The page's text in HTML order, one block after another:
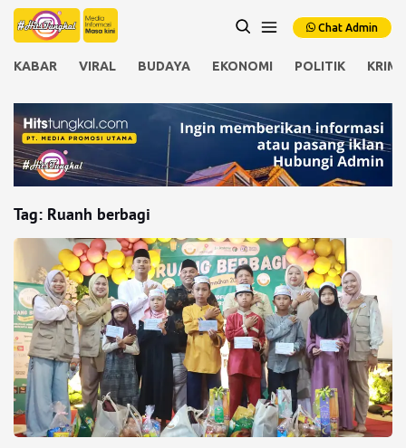
Chat Admin
KABAR VIRAL BUDAYA EKONOMI POLITIK
Tag: Ruanh berbagi